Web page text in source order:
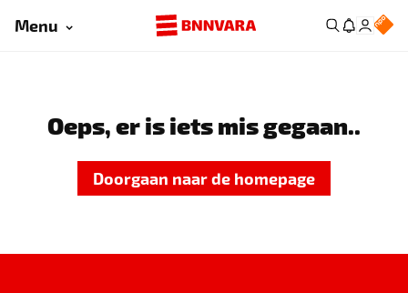
Menu
Oeps, er is iets mis gegaan..
Doorgaan naar de homepage